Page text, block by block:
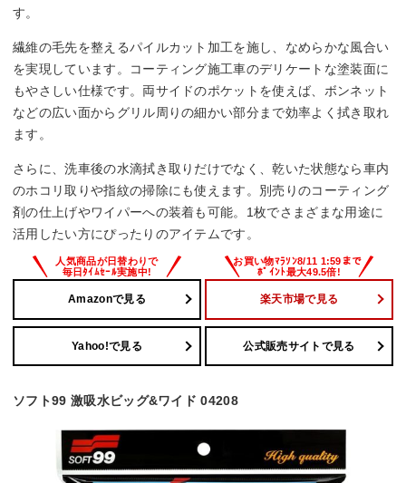
す。
繊維の毛先を整えるパイルカット加工を施し、なめらかな風合い
を実現しています。コーティング施工車のデリケートな塗装面に
もやさしい仕様です。両サイドのポケットを使えば、ボンネット
などの広い面からグリル周りの細かい部分まで効率よく拭き取れ
ます。
さらに、洗車後の水滴拭き取りだけでなく、乾いた状態なら車内
のホコリ取りや指紋の掃除にも使えます。別売りのコーティング
剤の仕上げやワイパーへの装着も可能。1枚でさまざまな用途に
活用したい方にぴったりのアイテムです。
Amazonで見る 楽天市場で見る
Yahoo!で見る 公式販売サイトで見る
ソフト99 激吸水ビッグ&ワイド 04208